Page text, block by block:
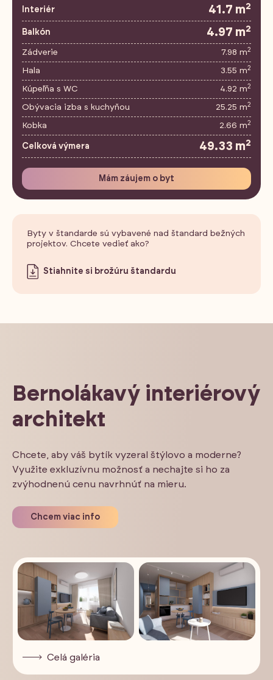
Interiér 41.7 m2
Balkón 4.97 m2
Zádverie 7.98 m2
Hala 3.55 m2
Kúpeľňa s WC 4.92 m2
Obývacia izba s kuchyňou 25.25 m2
Kobka 2.66 m2
Celková výmera 49.33 m2
Mám záujem o byt
Byty v štandarde sú vybavené nad štandard bežných
projektov. Chcete vedieť ako?
Stiahnite si brožúru štandardu
Bernolákavý interiérový
architekt
Chcete, aby váš bytík vyzeral štýlovo a moderne?
Využite exkluzívnu možnosť a nechajte si ho za
zvýhodnenú cenu navrhnúť na mieru.
Chcem viac info
Celá galéria